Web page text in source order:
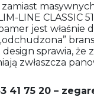
LINE CLASSIC
jest właśnie
sprawia, że
zwłaszcza
41 75 20 –